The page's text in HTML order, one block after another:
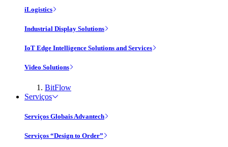
iLogistics
Industrial Display Solutions
IoT Edge Intelligence Solutions and Services
Video Solutions
BitFlow
Serviços
Serviços Globais Advantech
Serviços “Design to Order”